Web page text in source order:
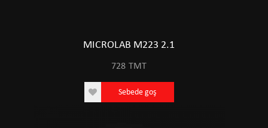
MICROLAB M223 2.1
728 TMT
Sebede goş